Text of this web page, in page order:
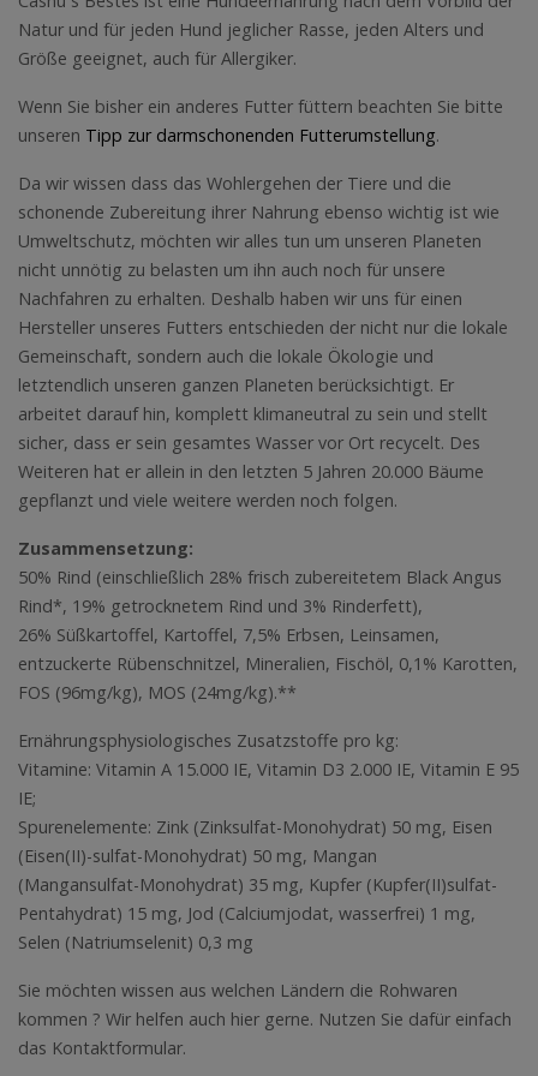
Natur und für jeden Hund jeglicher Rasse, jeden Alters und
Größe geeignet, auch für Allergiker.
Wenn Sie bisher ein anderes Futter füttern beachten Sie bitte
unseren Tipp zur darmschonenden Futterumstellung.
Da wir wissen dass das Wohlergehen der Tiere und die
schonende Zubereitung ihrer Nahrung ebenso wichtig ist wie
Umweltschutz, möchten wir alles tun um unseren Planeten
nicht unnötig zu belasten um ihn auch noch für unsere
Nachfahren zu erhalten. Deshalb haben wir uns für einen
Hersteller unseres Futters entschieden der nicht nur die lokale
Gemeinschaft, sondern auch die lokale Ökologie und
letztendlich unseren ganzen Planeten berücksichtigt. Er
arbeitet darauf hin, komplett klimaneutral zu sein und stellt
sicher, dass er sein gesamtes Wasser vor Ort recycelt. Des
Weiteren hat er allein in den letzten 5 Jahren 20.000 Bäume
gepflanzt und viele weitere werden noch folgen.
Zusammensetzung:
50% Rind (einschließlich 28% frisch zubereitetem Black Angus
Rind*, 19% getrocknetem Rind und 3% Rinderfett),
26% Süßkartoffel, Kartoffel, 7,5% Erbsen, Leinsamen,
entzuckerte Rübenschnitzel, Mineralien, Fischöl, 0,1% Karotten,
FOS (96mg/kg), MOS (24mg/kg).**
Ernährungsphysiologisches Zusatzstoffe pro kg:
Vitamine: Vitamin A 15.000 IE, Vitamin D3 2.000 IE, Vitamin E 95
IE;
Spurenelemente: Zink (Zinksulfat-Monohydrat) 50 mg, Eisen
(Eisen(II)-sulfat-Monohydrat) 50 mg, Mangan
(Mangansulfat-Monohydrat) 35 mg, Kupfer (Kupfer(II)sulfat-
Pentahydrat) 15 mg, Jod (Calciumjodat, wasserfrei) 1 mg,
Selen (Natriumselenit) 0,3 mg
Sie möchten wissen aus welchen Ländern die Rohwaren
kommen ? Wir helfen auch hier gerne. Nutzen Sie dafür einfach
das Kontaktformular.